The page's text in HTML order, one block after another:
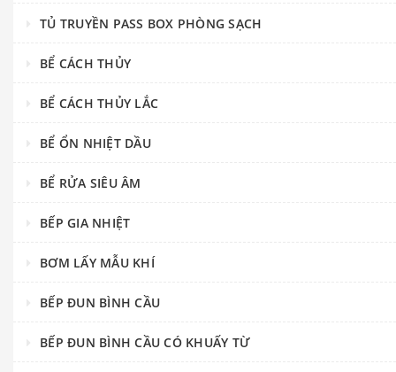
TỦ TRUYỀN PASS BOX PHÒNG SẠCH
BỂ CÁCH THỦY
BỂ CÁCH THỦY LẮC
BỂ ỔN NHIỆT DẦU
BỂ RỬA SIÊU ÂM
BẾP GIA NHIỆT
BƠM LẤY MẪU KHÍ
BẾP ĐUN BÌNH CẦU
BẾP ĐUN BÌNH CẦU CÓ KHUẤY TỪ